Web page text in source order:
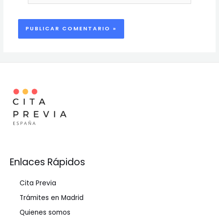
Enlaces Rápidos
Cita Previa
Trámites en Madrid
Quienes somos